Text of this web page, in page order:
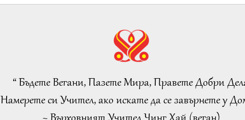
“ Бъдете Вегани, Пазете Мира, Правете Добри
Намерете си Учител, ако искате да се завърнете у